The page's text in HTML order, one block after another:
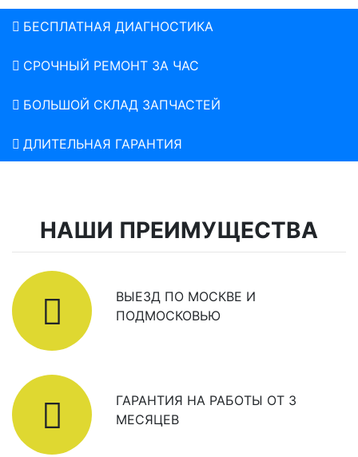
БЕСПЛАТНАЯ ДИАГНОСТИКА
СРОЧНЫЙ РЕМОНТ ЗА ЧАС
БОЛЬШОЙ СКЛАД ЗАПЧАСТЕЙ
ДЛИТЕЛЬНАЯ ГАРАНТИЯ
НАШИ ПРЕИМУЩЕСТВА
ВЫЕЗД ПО МОСКВЕ И
ПОДМОСКОВЬЮ
ГАРАНТИЯ НА РАБОТЫ ОТ 3
МЕСЯЦЕВ